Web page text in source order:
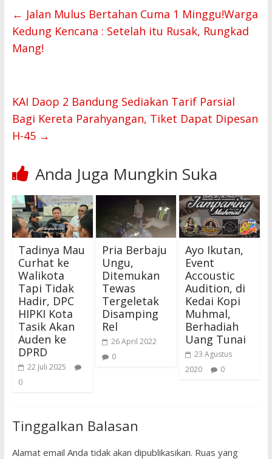
b
o
o
l s
A
e
← Jalan Mulus Bertahan Cuma 1 Minggu!Warga
Kedung Kencana : Setelah itu Rusak, Rungkad
Mang!
KAI Daop 2 Bandung Sediakan Tarif Parsial
Bagi Kereta Parahyangan, Tiket Dapat Dipesan
H-45 →
Anda Juga Mungkin Suka
Tadinya Mau
Curhat ke
Walikota
Tapi Tidak
Hadir, DPC
HIPKI Kota
Tasik Akan
Auden ke
DPRD
22 Juli 2025
0
Pria Berbaju
Ungu,
Ditemukan
Tewas
Tergeletak
Disamping
Rel
26 April 2022
0
Ayo Ikutan,
Event
Accoustic
Audition, di
Kedai Kopi
Muhmal,
Berhadiah
Uang Tunai
23 Agustus
2020
0
Tinggalkan Balasan
Alamat email Anda tidak akan dipublikasikan. Ruas yang